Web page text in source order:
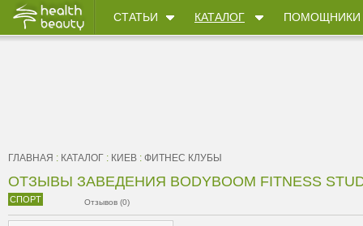
СТАТЬИ КАТАЛОГ ПОМОЩНИКИ
ГЛАВНАЯ : КАТАЛОГ : КИЕВ : ФИТНЕС КЛУБЫ
ОТЗЫВЫ ЗАВЕДЕНИЯ BODYBOOM FITNESS
СПОРТ Отзывов (0)